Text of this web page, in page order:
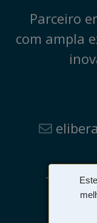
Parceiro
com ampla
+55